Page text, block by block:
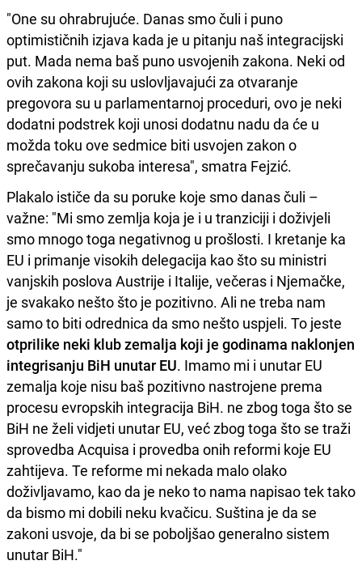
"One su ohrabrujuće. Danas smo čuli i puno
optimističnih izjava kada je u pitanju naš integracijski
put. Mada nema baš puno usvojenih zakona. Neki od
ovih zakona koji su uslovljavajući za otvaranje
pregovora su u parlamentarnoj proceduri, ovo je neki
dodatni podstrek koji unosi dodatnu nadu da će u
možda toku ove sedmice biti usvojen zakon o
sprečavanju sukoba interesa", smatra Fejzić.
Plakalo ističe da su poruke koje smo danas čuli –
važne: "Mi smo zemlja koja je i u tranziciji i doživjeli
smo mnogo toga negativnog u prošlosti. I kretanje ka
EU i primanje visokih delegacija kao što su ministri
vanjskih poslova Austrije i Italije, večeras i Njemačke,
je svakako nešto što je pozitivno. Ali ne treba nam
samo to biti odrednica da smo nešto uspjeli. To jeste
otprilike neki klub zemalja koji je godinama naklonjen
integrisanju BiH unutar EU. Imamo mi i unutar EU
zemalja koje nisu baš pozitivno nastrojene prema
procesu evropskih integracija BiH. ne zbog toga što se
BiH ne želi vidjeti unutar EU, već zbog toga što se traži
sprovedba Acquisa i provedba onih reformi koje EU
zahtijeva. Te reforme mi nekada malo olako
doživljavamo, kao da je neko to nama napisao tek tako
da bismo mi dobili neku kvačicu. Suština je da se
zakoni usvoje, da bi se poboljšao generalno sistem
unutar BiH."